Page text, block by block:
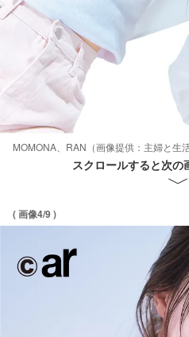
MOMONA、RAN（画像提供：主婦と生活
スクロールすると次
( 画像4/9 )